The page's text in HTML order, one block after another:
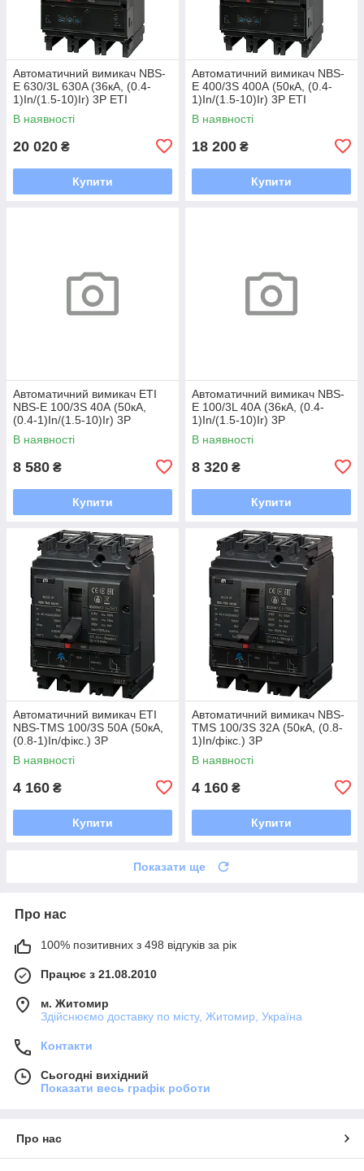
Автоматичний вимикач NBS-
E 630/3L 630A (36кА, (0.4-
1)In/(1.5-10)Ir) 3P ETI
В наявності
20 020 ₴
Купити
Автоматичний вимикач NBS-
E 400/3S 400А (50кА, (0.4-
1)In/(1.5-10)Ir) 3P ETI
В наявності
18 200 ₴
Купити
Автоматичний вимикач ETI
NBS-E 100/3S 40А (50кА,
(0.4-1)In/(1.5-10)Ir) 3P
В наявності
8 580 ₴
Купити
Автоматичний вимикач NBS-
E 100/3L 40А (36кА, (0.4-
1)In/(1.5-10)Ir) 3P
В наявності
8 320 ₴
Купити
Автоматичний вимикач ETI
NBS-TMS 100/3S 50А (50кА,
(0.8-1)In/фікс.) 3P
В наявності
4 160 ₴
Купити
Автоматичний вимикач NBS-
TMS 100/3S 32А (50кА, (0.8-
1)In/фікс.) 3P
В наявності
4 160 ₴
Купити
Показати ще
Про нас
100% позитивних з 498 відгуків за рік
Працює з 21.08.2010
м. Житомир
Здійснюємо доставку по місту, Житомир, Україна
Контакти
Сьогодні вихідний
Показати весь графік роботи
Про нас